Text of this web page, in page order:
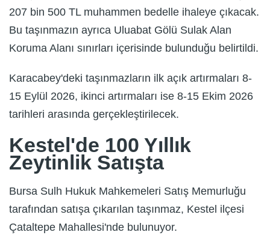
207 bin 500 TL muhammen bedelle ihaleye çıkacak.
Bu taşınmazın ayrıca Uluabat Gölü Sulak Alan
Koruma Alanı sınırları içerisinde bulunduğu belirtildi.
Karacabey'deki taşınmazların ilk açık artırmaları 8-
15 Eylül 2026, ikinci artırmaları ise 8-15 Ekim 2026
tarihleri arasında gerçekleştirilecek.
Kestel'de 100 Yıllık
Zeytinlik Satışta
Bursa Sulh Hukuk Mahkemeleri Satış Memurluğu
tarafından satışa çıkarılan taşınmaz, Kestel ilçesi
Çataltepe Mahallesi'nde bulunuyor.